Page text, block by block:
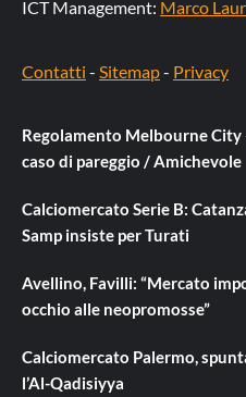
ICT Management: Marco
Contatti - Sitemap- Privacy
Regolamento Melbourne City
caso di pareggio / Amichevole
Calciomercato Serie B:
Samp insiste per Turati
Avellino, Favilli: “Mercato
occhio alle neopromosse”
Calciomercato Palermo,
l’Al-Qadisiyya